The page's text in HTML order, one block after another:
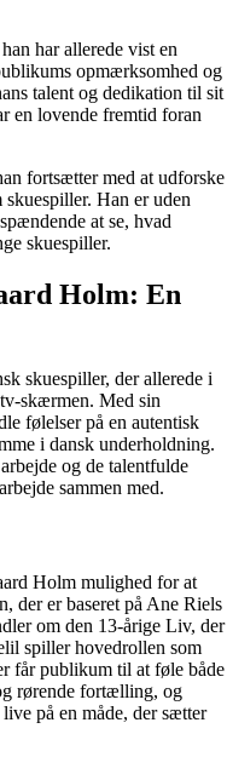
har allerede vist en
opmærksomhed og
talent og dedikation til sit
en lovende fremtid foran
fortsætter med at udforske
Han er uden
at se, hvad
skuespiller.
Holm: En
skuespiller, der allerede i
skærmen. Med sin
følelser på en autentisk
i dansk underholdning.
og de talentfulde
sammen med.
Holm mulighed for at
der er baseret på Ane Riels
om den 13-årige Liv, der
spiller hovedrollen som
får publikum til at føle både
rørende fortælling, og
på en måde, der sætter